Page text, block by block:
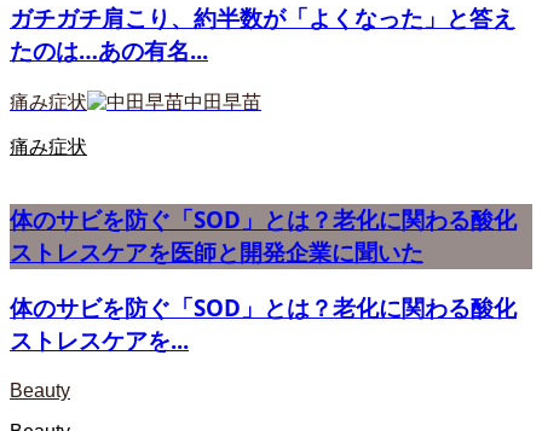
ガチガチ肩こり、約半数が「よくなった」と答え
たのは…あの有名...
痛み症状 中田早苗
痛み症状
体のサビを防ぐ「SOD」とは？老化に関わる酸化
ストレスケアを医師と開発企業に聞いた
体のサビを防ぐ「SOD」とは？老化に関わる酸化
ストレスケアを...
Beauty